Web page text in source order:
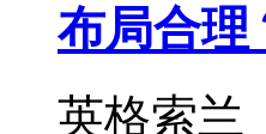
布局合理
英格索兰